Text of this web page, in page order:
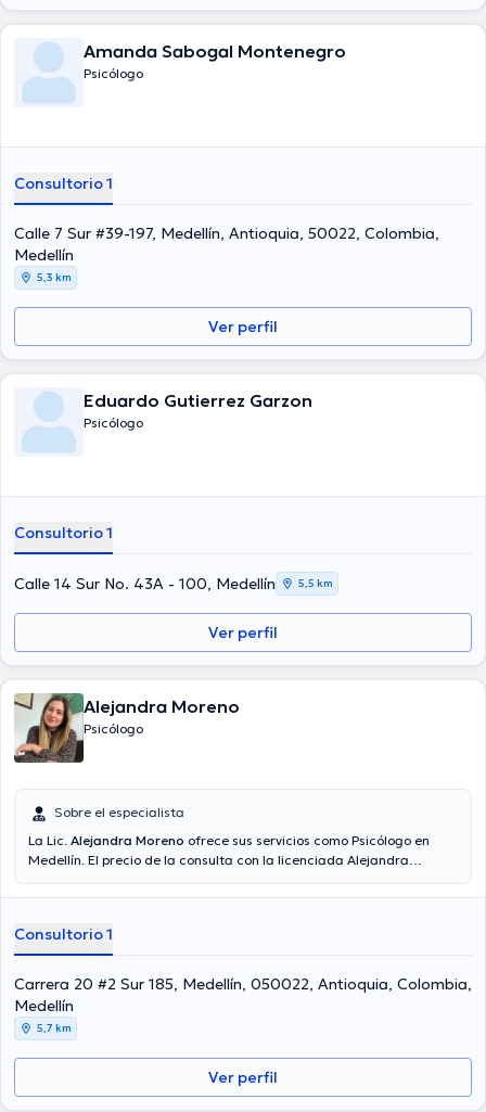
Amanda Sabogal Montenegro
Psicólogo
Consultorio 1
Calle 7 Sur #39-197, Medellín, Antioquia, 50022, Colombia,
Medellín
5,3 km
Ver perfil
Eduardo Gutierrez Garzon
Psicólogo
Consultorio 1
Calle 14 Sur No. 43A - 100, Medellín 5,5 km
Ver perfil
Alejandra Moreno
Psicólogo
Sobre el especialista
La Lic. Alejandra Moreno ofrece sus servicios como Psicólogo en
Medellín. El precio de la consulta con la licenciada Alejandra
relacionado con Sesión individual para adultos, Psicoanálisis.
Consultorio 1
Carrera 20 #2 Sur 185, Medellín, 050022, Antioquia, Colombia,
Medellín
5,7 km
Ver perfil